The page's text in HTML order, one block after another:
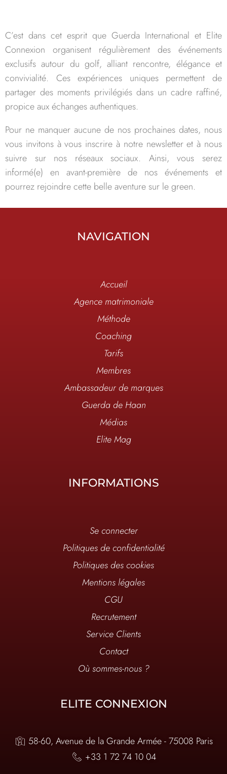
C’est dans cet esprit que Guerda International et Elite
Connexion organisent régulièrement des événements
exclusifs autour du golf, alliant rencontre, élégance et
convivialité. Ces expériences uniques permettent de
partager des moments privilégiés dans un cadre raffiné,
propice aux échanges authentiques.
Pour ne manquer aucune de nos prochaines dates, nous
vous invitons à vous inscrire à notre newsletter et à nous
suivre sur nos réseaux sociaux. Ainsi, vous serez
informé(e) en avant-première de nos événements et
pourrez rejoindre cette belle aventure sur le green.
NAVIGATION
Accueil
Agence matrimoniale
Méthode
Coaching
Tarifs
Membres
Ambassadeur de marques
Guerda de Haan
Médias
Elite Mag
INFORMATIONS
Se connecter
Politiques de confidentialité
Politiques des cookies
Mentions légales
CGU
Recrutement
Service Clients
Contact
Où sommes-nous ?
ELITE CONNEXION
58-60, Avenue de la Grande Armée - 75008 Paris
+33 1 72 74 10 04